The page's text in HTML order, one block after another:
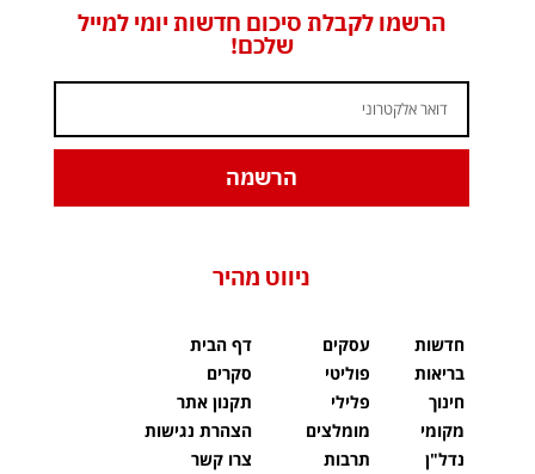
הרשמו לקבלת סיכום חדשות יומי למייל
שלכם!
הרשמה
ניווט מהיר
חדשות
בריאות
חינוך
מקומי
נדל"ן
עסקים
פוליטי
פלילי
מומלצים
תרבות
דף הבית
סקרים
תקנון אתר
הצהרת נגישות
צרו קשר